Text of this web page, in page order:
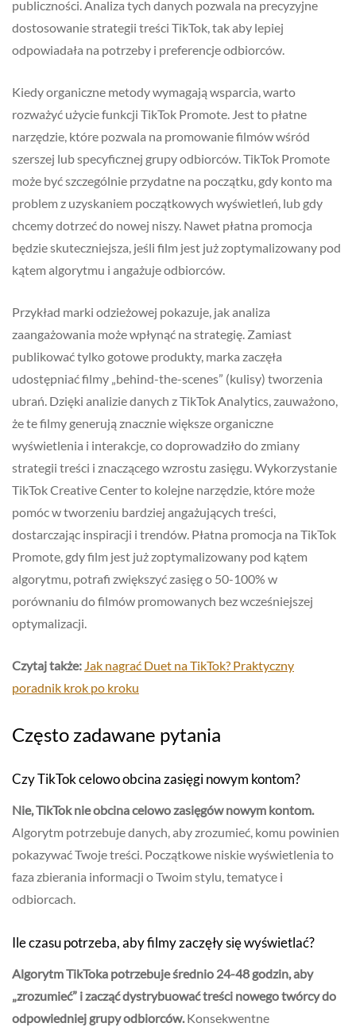
publiczności. Analiza tych danych pozwala na precyzyjne
dostosowanie strategii treści TikTok, tak aby lepiej
odpowiadała na potrzeby i preferencje odbiorców.
Kiedy organiczne metody wymagają wsparcia, warto
rozważyć użycie funkcji TikTok Promote. Jest to płatne
narzędzie, które pozwala na promowanie filmów wśród
szerszej lub specyficznej grupy odbiorców. TikTok Promote
może być szczególnie przydatne na początku, gdy konto ma
problem z uzyskaniem początkowych wyświetleń, lub gdy
chcemy dotrzeć do nowej niszy. Nawet płatna promocja
będzie skuteczniejsza, jeśli film jest już zoptymalizowany pod
kątem algorytmu i angażuje odbiorców.
Przykład marki odzieżowej pokazuje, jak analiza
zaangażowania może wpłynąć na strategię. Zamiast
publikować tylko gotowe produkty, marka zaczęła
udostępniać filmy „behind-the-scenes” (kulisy) tworzenia
ubrań. Dzięki analizie danych z TikTok Analytics, zauważono,
że te filmy generują znacznie większe organiczne
wyświetlenia i interakcje, co doprowadziło do zmiany
strategii treści i znaczącego wzrostu zasięgu. Wykorzystanie
TikTok Creative Center to kolejne narzędzie, które może
pomóc w tworzeniu bardziej angażujących treści,
dostarczając inspiracji i trendów. Płatna promocja na TikTok
Promote, gdy film jest już zoptymalizowany pod kątem
algorytmu, potrafi zwiększyć zasięg o 50-100% w
porównaniu do filmów promowanych bez wcześniejszej
optymalizacji.
Czytaj także: Jak nagrać Duet na TikTok? Praktyczny
poradnik krok po kroku
Często zadawane pytania
Czy TikTok celowo obcina zasięgi nowym kontom?
Nie, TikTok nie obcina celowo zasięgów nowym kontom.
Algorytm potrzebuje danych, aby zrozumieć, komu powinien
pokazywać Twoje treści. Początkowe niskie wyświetlenia to
faza zbierania informacji o Twoim stylu, tematyce i
odbiorcach.
Ile czasu potrzeba, aby filmy zaczęły się wyświetlać?
Algorytm TikToka potrzebuje średnio 24-48 godzin, aby
„zrozumieć” i zacząć dystrybuować treści nowego twórcy do
odpowiedniej grupy odbiorców.Konsekwentne